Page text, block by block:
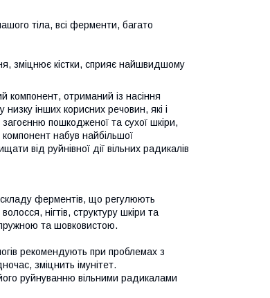
тіла, всі ферменти, багато
зміцнює кістки, сприяє найшвидшому
компонент, отриманий із насіння
низку інших корисних речовин, які і
пошкодженої та сухої шкіри,
набув найбільшої
від руйнівної дії вільних радикалів
складу ферментів, що регулюють
нігтів, структуру шкіри та
та шовковистою.
рекомендують при проблемах з
зміцнить імунітет.
руйнуванню вільними радикалами